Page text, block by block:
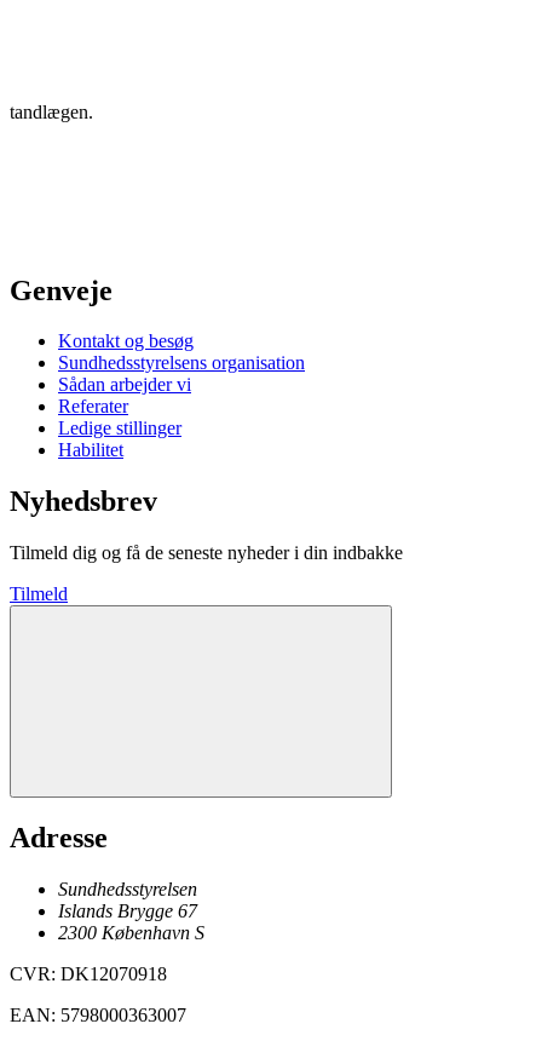
tandlægen.
Genveje
Kontakt og besøg
Sundhedsstyrelsens organisation
Sådan arbejder vi
Referater
Ledige stillinger
Habilitet
Nyhedsbrev
Tilmeld dig og få de seneste nyheder i din indbakke
Tilmeld
Adresse
Sundhedsstyrelsen
Islands Brygge 67
2300 København S
CVR: DK12070918
EAN: 5798000363007